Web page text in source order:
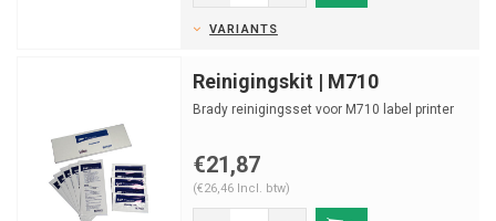
VARIANTS
Reinigingskit | M710
Brady reinigingsset voor M710 label printer
€21,87
(€26,46 Incl. btw)